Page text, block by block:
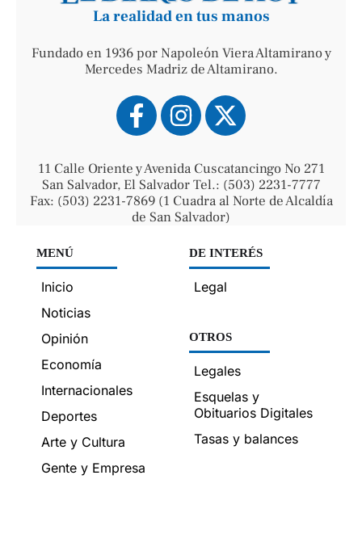
La realidad en tus manos
Fundado en 1936 por Napoleón Viera Altamirano y
Mercedes Madriz de Altamirano.
11 Calle Oriente y Avenida Cuscatancingo No 271
San Salvador, El Salvador Tel.: (503) 2231-7777
Fax: (503) 2231-7869 (1 Cuadra al Norte de Alcaldía
de San Salvador)
MENÚ
Inicio
Noticias
Opinión
Economía
Internacionales
Deportes
Arte y Cultura
Gente y Empresa
DE INTERÉS
Legal
OTROS
Legales
Esquelas y
Obituarios Digitales
Tasas y balances